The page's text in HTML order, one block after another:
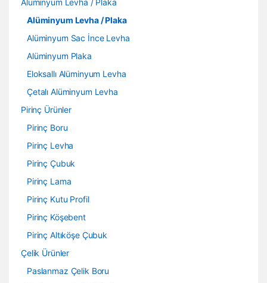
Alüminyum Levha / Plaka
Alüminyum Levha / Plaka
Alüminyum Sac İnce Levha
Alüminyum Plaka
Eloksallı Alüminyum Levha
Çetalı Alüminyum Levha
Pirinç Ürünler
Pirinç Boru
Pirinç Levha
Pirinç Çubuk
Pirinç Lama
Pirinç Kutu Profil
Pirinç Köşebent
Pirinç Altıköşe Çubuk
Çelik Ürünler
Paslanmaz Çelik Boru